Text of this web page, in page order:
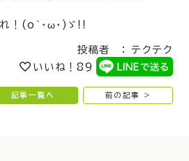
！(o｀･ω･)ゞ!!
投稿者 ： テクテク
いいね！ 89
記事一覧へ 前の記事 >